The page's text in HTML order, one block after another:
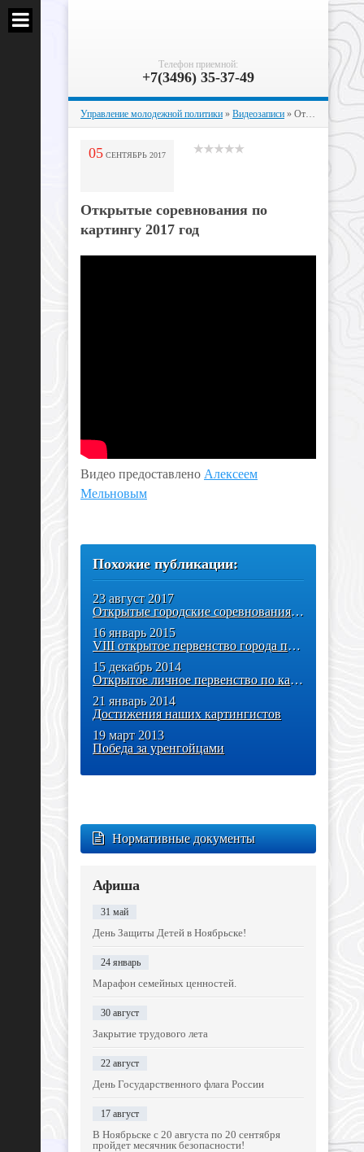
Телефон приемной:
+7(3496) 35-37-49
Управление молодежной политики » Видеозаписи » Открытые соревнования по картингу 2017 год
05 СЕНТЯБРЬ 2017
Открытые соревнования по
картингу 2017 год
Видео предоставлено Алексеем
Мельновым
Похожие публикации:
23 август 2017
Открытые городские соревнования по картингу «Северный вираж»
16 январь 2015
VIII открытое первенство города по картингу
15 декабрь 2014
Открытое личное первенство по картингу в г. Когалым
21 январь 2014
Достижения наших картингистов
19 март 2013
Победа за уренгойцами
Нормативные документы
Афиша
31 май
День Защиты Детей в Ноябрьске!
24 январь
Марафон семейных ценностей.
30 август
Закрытие трудового лета
22 август
День Государственного флага России
17 август
В Ноябрьске с 20 августа по 20 сентября
пройдет месячник безопасности!